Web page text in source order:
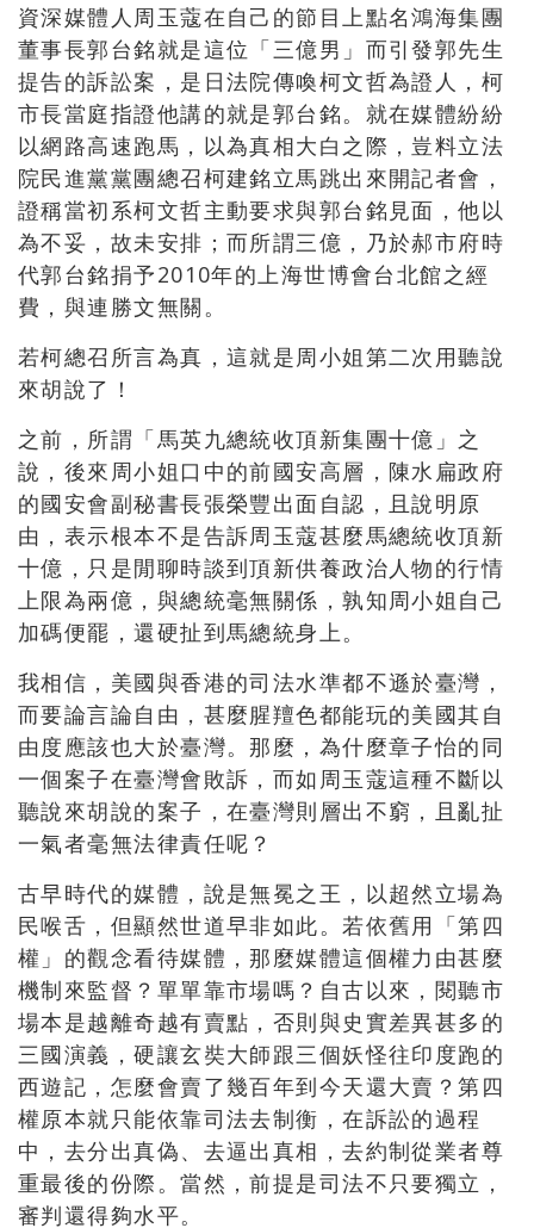
資深媒體人周玉蔻在自己的節目上點名鴻海集團
董事長郭台銘就是這位「三億男」而引發郭先生
提告的訴訟案，是日法院傳喚柯文哲為證人，柯
市長當庭指證他講的就是郭台銘。就在媒體紛紛
以網路高速跑馬，以為真相大白之際，豈料立法
院民進黨黨團總召柯建銘立馬跳出來開記者會，
證稱當初系柯文哲主動要求與郭台銘見面，他以
為不妥，故未安排；而所謂三億，乃於郝市府時
代郭台銘捐予2010年的上海世博會台北館之經
費，與連勝文無關。
若柯總召所言為真，這就是周小姐第二次用聽說
來胡說了！
之前，所謂「馬英九總統收頂新集團十億」之
說，後來周小姐口中的前國安高層，陳水扁政府
的國安會副秘書長張榮豐出面自認，且說明原
由，表示根本不是告訴周玉蔻甚麼馬總統收頂新
十億，只是閒聊時談到頂新供養政治人物的行情
上限為兩億，與總統毫無關係，孰知周小姐自己
加碼便罷，還硬扯到馬總統身上。
我相信，美國與香港的司法水準都不遜於臺灣，
而要論言論自由，甚麼腥羶色都能玩的美國其自
由度應該也大於臺灣。那麼，為什麼章子怡的同
一個案子在臺灣會敗訴，而如周玉蔻這種不斷以
聽說來胡說的案子，在臺灣則層出不窮，且亂扯
一氣者毫無法律責任呢？
古早時代的媒體，說是無冕之王，以超然立場為
民喉舌，但顯然世道早非如此。若依舊用「第四
權」的觀念看待媒體，那麼媒體這個權力由甚麼
機制來監督？單單靠市場嗎？自古以來，閱聽市
場本是越離奇越有賣點，否則與史實差異甚多的
三國演義，硬讓玄奘大師跟三個妖怪往印度跑的
西遊記，怎麼會賣了幾百年到今天還大賣？第四
權原本就只能依靠司法去制衡，在訴訟的過程
中，去分出真偽、去逼出真相，去約制從業者尊
重最後的份際。當然，前提是司法不只要獨立，
審判還得夠水平。